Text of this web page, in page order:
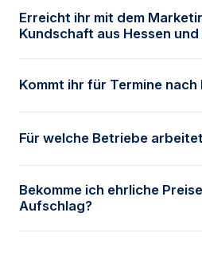
Erreicht ihr mit dem
Kundschaft aus Hessen
und richten SEO und
Kommt ihr für Termine nach
gut erreichbar für Vor-Ort-
Für welche Betriebe
Mitarbeitende – von
Handwerk bis Dienstleistung
Bekomme ich ehrliche
Aufschlag?